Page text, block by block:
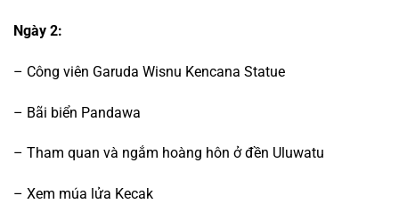
Ngày 2:
– Công viên Garuda Wisnu Kencana Statue
– Bãi biển Pandawa
– Tham quan và ngắm hoàng hôn ở đền Uluwatu
– Xem múa lửa Kecak